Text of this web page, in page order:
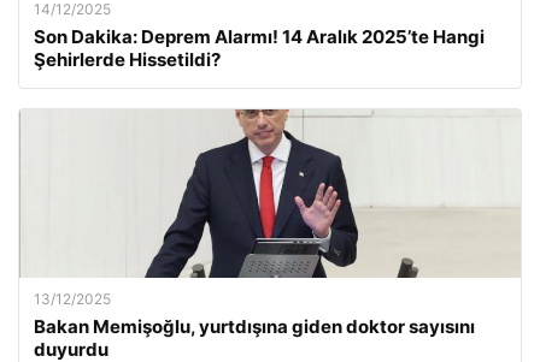
14/12/2025
Son Dakika: Deprem Alarmı! 14 Aralık 2025’te Hangi
Şehirlerde Hissetildi?
13/12/2025
Bakan Memişoğlu, yurtdışına giden doktor sayısını
duyurdu